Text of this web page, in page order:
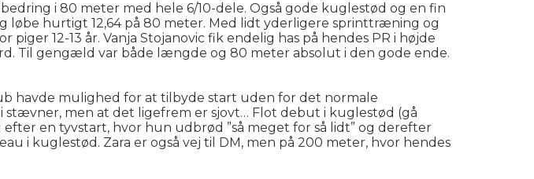
i 80 meter med hele 6/10-dele. Også gode kuglestød og en fin
løbe hurtigt 12,64 på 80 meter. Med lidt yderligere sprinttræning og
12-13 år. Vanja Stojanovic fik endelig has på hendes PR i højde
Til gengæld var både længde og 80 meter absolut i den gode ende.
havde mulighed for at tilbyde start uden for det normale
men at det ligefrem er sjovt… Flot debut i kuglestød (gå
en tyvstart, hvor hun udbrød ”så meget for så lidt” og derefter
i kuglestød. Zara er også vej til DM, men på 200 meter, hvor hendes